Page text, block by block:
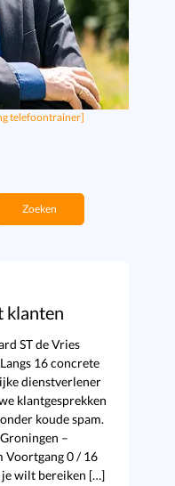
telefoontrainer]
klanten
ST de Vries
16 concrete
dienstverlener
klantgesprekken
koude spam.
–
Voortgang 0 / 16
wilt bereiken […]